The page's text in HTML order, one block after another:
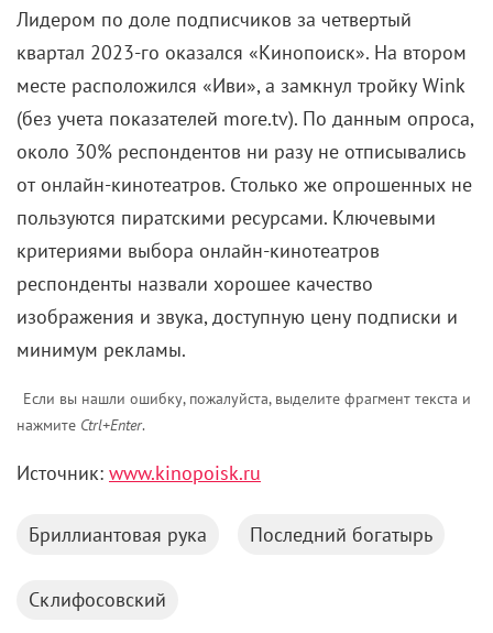
Лидером по доле подписчиков за четвертый
квартал 2023-го оказался «Кинопоиск». На втором
месте расположился «Иви», а замкнул тройку Wink
(без учета показателей more.tv). По данным опроса,
около 30% респондентов ни разу не отписывались
от онлайн-кинотеатров. Столько же опрошенных не
пользуются пиратскими ресурсами. Ключевыми
критериями выбора онлайн-кинотеатров
респонденты назвали хорошее качество
изображения и звука, доступную цену подписки и
минимум рекламы.
Если вы нашли ошибку, пожалуйста, выделите фрагмент текста и
нажмите Ctrl+Enter.
Источник: www.kinopoisk.ru
Бриллиантовая рука Последний богатырь
Склифосовский